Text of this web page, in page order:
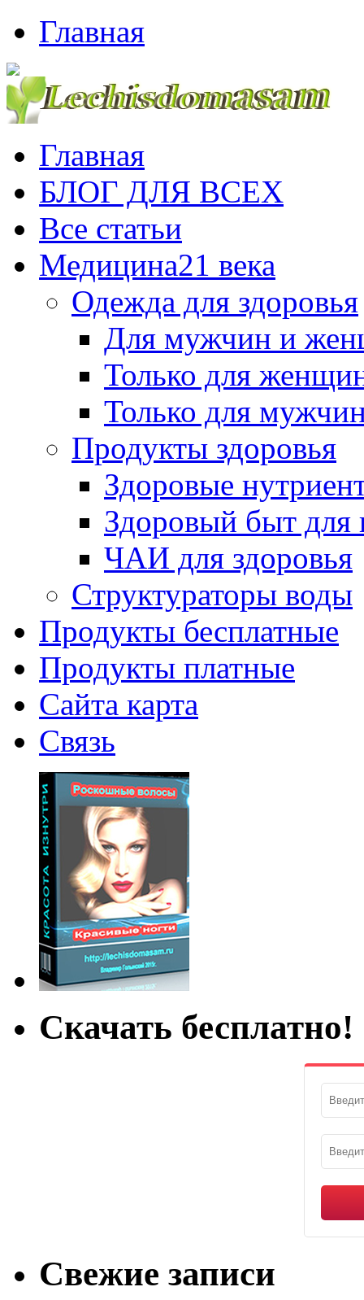
Главная
Главная
БЛОГ ДЛЯ ВСЕХ
Все статьи
Медицина21 века
Одежда для здоровья
Для мужчин и
Только для
Только для
Продукты здоровья
Здоровые
Здоровый быт для
ЧАИ для здоровья
Структураторы воды
Продукты бесплатные
Продукты платные
Сайта карта
Связь
Скачать бесплатно!
Свежие записи